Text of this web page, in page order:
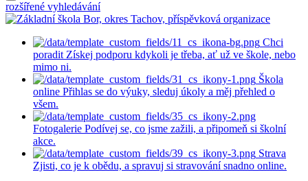
rozšířené vyhledávání
Chci
poradit Získej podporu kdykoli je třeba, ať už ve škole, nebo
mimo ni.
Škola
online Přihlas se do výuky, sleduj úkoly a měj přehled o
všem.
Fotogalerie Podívej se, co jsme zažili, a připomeň si školní
akce.
Strava
Zjisti, co je k obědu, a spravuj si stravování snadno online.